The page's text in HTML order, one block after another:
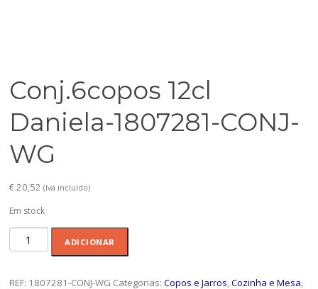
Conj.6copos 12cl
Daniela-1807281-CONJ-
WG
€20,52 (Iva incluído)
Em stock
Quantidade
de
12cl
ADICIONAR
REF: 1807281-CONJ-WG Categorias:Copos e Jarros,Cozinha e Mesa,